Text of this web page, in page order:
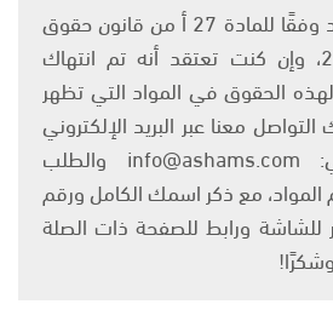
يتم الاستخدام المواد وفقًا للمادة 27 أ من قانون حقوق
التأليف والنشر 2007، وإن كنت تعتقد أنه تم انتهاك
الحقوق في المواد التي تظهر
معنا عبر البريد الإلكتروني
على العنوان التالي: info@ashams.com والطلب
مع ذكر اسمك الكامل ورقم
للشاشة ورابط للصفحة ذات الصلة